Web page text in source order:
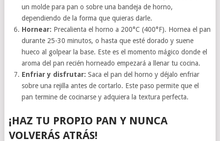
un molde para pan o sobre una bandeja de horno,
dependiendo de la forma que quieras darle.
Hornear: Precalienta el horno a 200°C (400°F). Hornea el pan
durante 25-30 minutos, o hasta que esté dorado y suene
hueco al golpear la base. Este es el momento mágico donde el
aroma del pan recién horneado empezará a llenar tu cocina.
Enfriar y disfrutar: Saca el pan del horno y déjalo enfriar
sobre una rejilla antes de cortarlo. Este paso permite que el
pan termine de cocinarse y adquiera la textura perfecta.
¡HAZ TU PROPIO PAN Y NUNCA
VOLVERÁS ATRÁS!